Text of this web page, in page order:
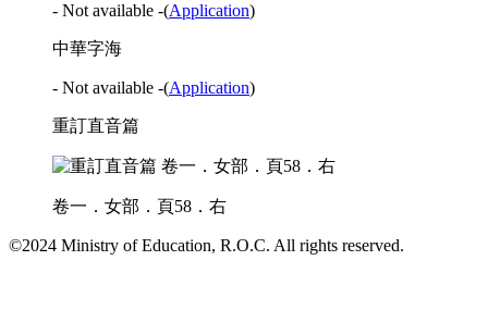
- Not available -(Application)
中華字海
- Not available -(Application)
重訂直音篇
卷一．女部．頁58．右
©2024 Ministry of Education, R.O.C. All rights reserved.